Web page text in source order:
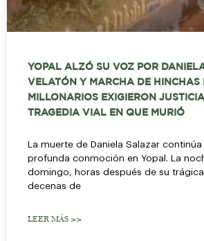
YOPAL ALZÓ SU VOZ POR
VELATÓN Y MARCHA DE HINCHAS
MILLONARIOS EXIGIERON
TRAGEDIA VIAL EN QUE MURIÓ
La muerte de Daniela Salazar
profunda conmoción en Yopal. La
domingo, horas después de su
decenas de
LEER MÁS >>